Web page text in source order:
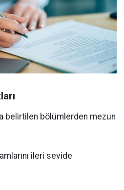
belirtilen bölümlerden mezun
ileri sevide